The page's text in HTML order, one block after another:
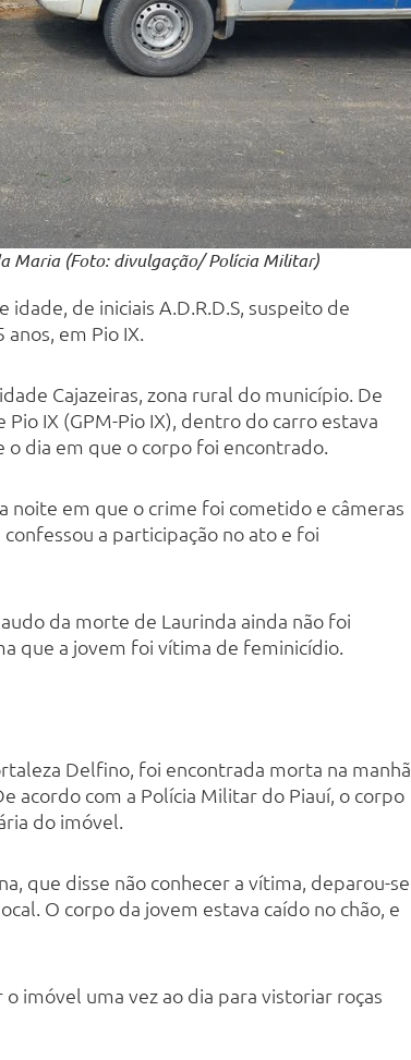
Maria (Foto: divulgação/ Polícia Militar)
de iniciais A.D.R.D.S, suspeito de
em Pio IX.
Cajazeiras, zona rural do município. De
IX (GPM-Pio IX), dentro do carro estava
dia em que o corpo foi encontrado.
noite em que o crime foi cometido e câmeras
a participação no ato e foi
da morte de Laurinda ainda não foi
que a jovem foi vítima de feminicídio.
Delfino, foi encontrada morta na manhã
acordo com a Polícia Militar do Piauí, o corpo
do imóvel.
que disse não conhecer a vítima, deparou-se
O corpo da jovem estava caído no chão, e
imóvel uma vez ao dia para vistoriar roças